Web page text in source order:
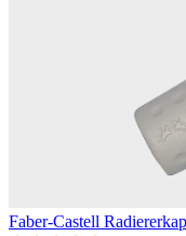
Faber-Castell